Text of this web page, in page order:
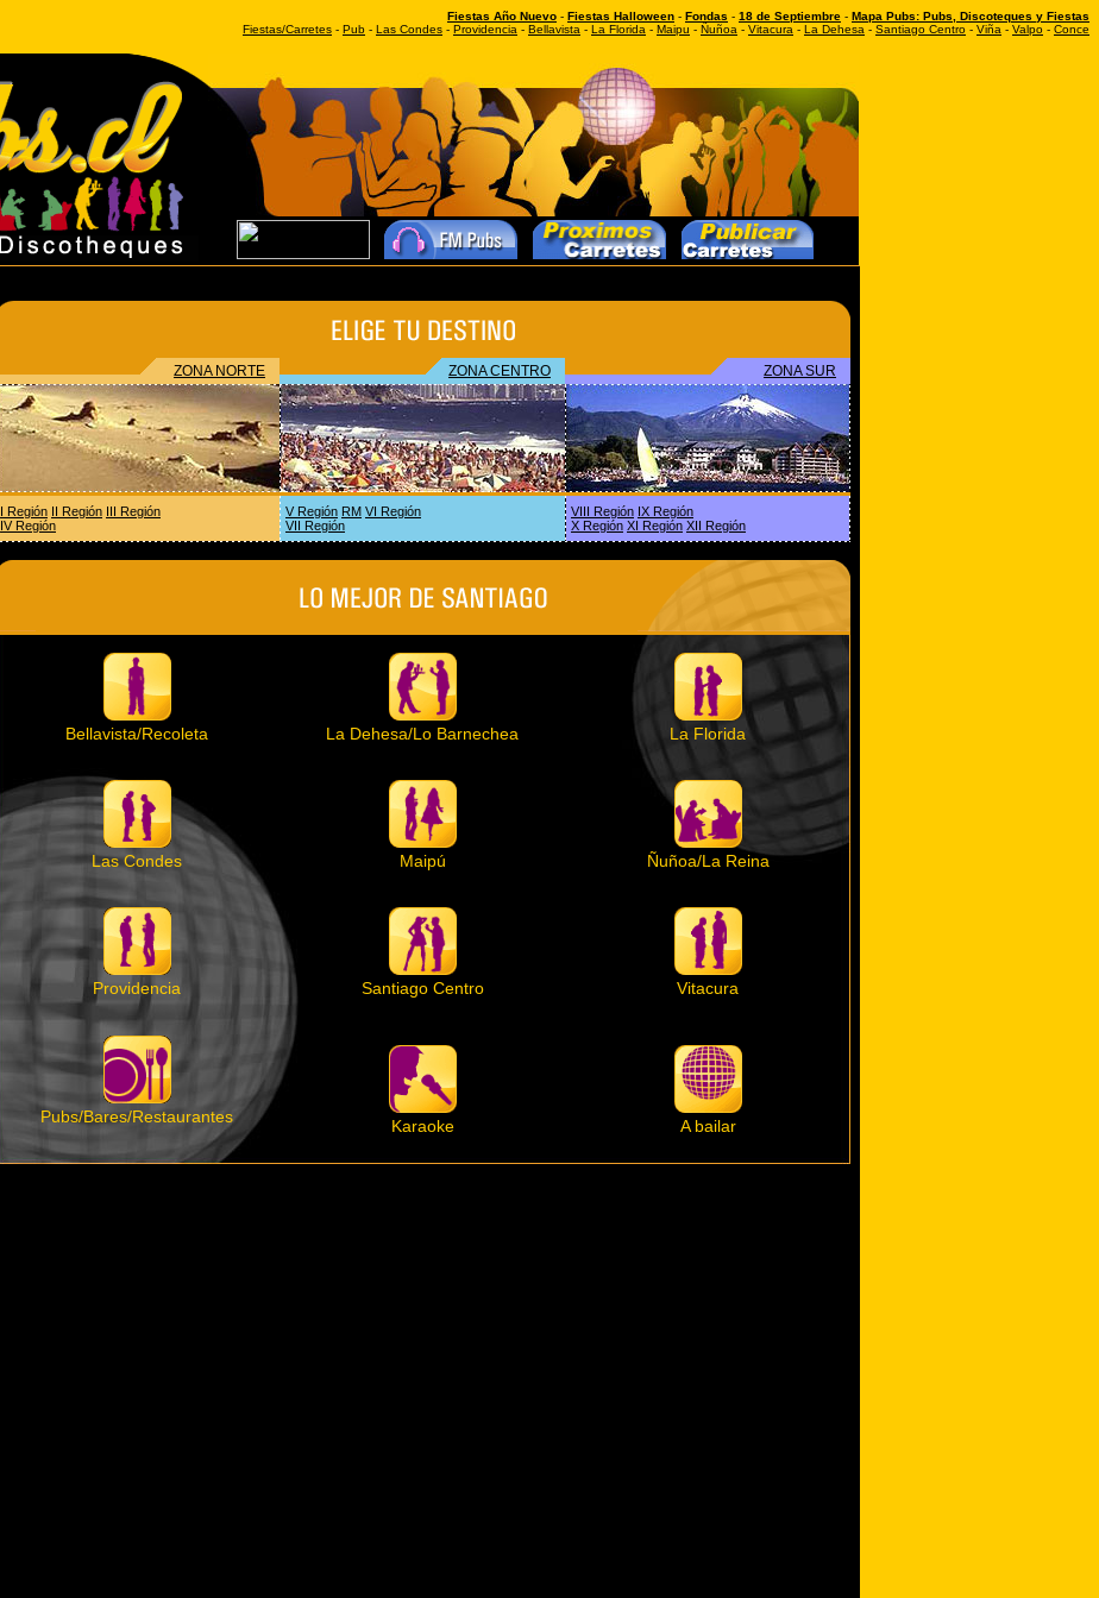
Fiestas Año Nuevo - Fiestas Halloween - Fondas - 18 de Septiembre - Mapa Pubs: Pubs, Discoteques y Fiestas
Fiestas/Carretes - Pub - Las Condes - Providencia - Bellavista - La Florida - Maipu - Ñuñoa - Vitacura - La Dehesa - Santiago Centro - Viña - Valpo - Conce
ZONA NORTE ZONA CENTRO ZONA SUR
I Región II Región III Región
IV Región
V Región RM VI Región
VII Región
VIII Región IX Región
X Región XI Región XII Región
Bellavista/Recoleta La Dehesa/Lo Barnechea La Florida
Las Condes Maipú Ñuñoa/La Reina
Providencia Santiago Centro Vitacura
Pubs/Bares/Restaurantes Karaoke A bailar